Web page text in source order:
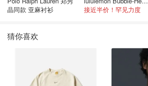
晶同款 亚麻衬衫
接近半价！罕见力度
猜你喜欢